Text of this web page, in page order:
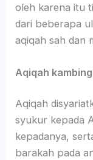
oleh karena itu
dari beberapa
aqiqah sah dan
Aqiqah
Aqiqah
syukur kepada
kepadanya,
barakah pada